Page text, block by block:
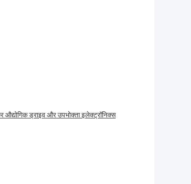
औद्योगिक ड्राइव और उपभोक्ता इलेक्ट्रॉनिक्स